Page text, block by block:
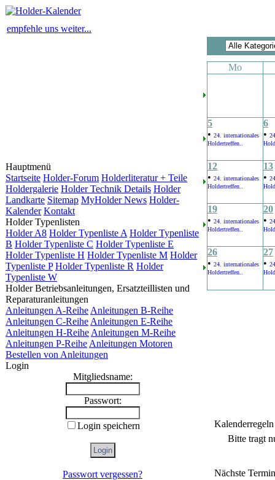
empfehle uns weiter...
Hauptmenü
Startseite Holder-Forum Holderliteratur + Teile
Holdergalerie Holder Technik Details Holder
Landkarte Sitemap MyHolder News Holder-
Kalender Kontakt
Holder Typenlisten
Holder A8 Holder Typenliste A Holder Typenliste
B Holder Typenliste C Holder Typenliste E
Holder Typenliste H Holder Typenliste M Holder
Typenliste P Holder Typenliste R Holder
Typenliste W
Holder Betriebsanleitungen, Ersatzteillisten und
Reparaturanleitungen
Anleitungen A-Reihe Anleitungen B-Reihe
Anleitungen C-Reihe Anleitungen E-Reihe
Anleitungen H-Reihe Anleitungen M-Reihe
Anleitungen P-Reihe Anleitungen Motoren
Bestellen von Anleitungen
Login
Mitgliedsname:
Passwort:
Login speichern
Passwort vergessen?
Mo
5
• 24. internationales
Holdertreffen..
6
•
12
• 24. internationales
Holdertreffen..
13
•
19
• 24. internationales
Holdertreffen..
20
•
26
• 24. internationales
Holdertreffen..
27
•
Kalenderregeln
Bitte tragt
Nächste